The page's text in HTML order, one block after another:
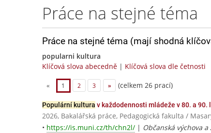
Práce na stejné téma
Práce na stejné téma (mají shodná
popularni kultura
Klíčová slova abecedně | Klíčová slova dle četnosti
« 1 2 3 » (celkem 26 prací)
Populární kultura v každodennosti mládeže v 80. a 90.
2026, Bakalářská práce, Pedagogická fakulta /
• https://is.muni.cz/th/chn2l/ | Občanská výchova